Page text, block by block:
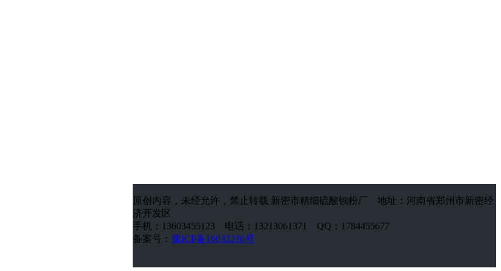
原创内容，未经允许，禁止转载 新密市精细硫酸钡粉厂 地址：河南省郑州市新密经
济开发区
手机：13603455123 电话：13213061371 QQ：1784455677
备案号： 豫ICP备16032236号